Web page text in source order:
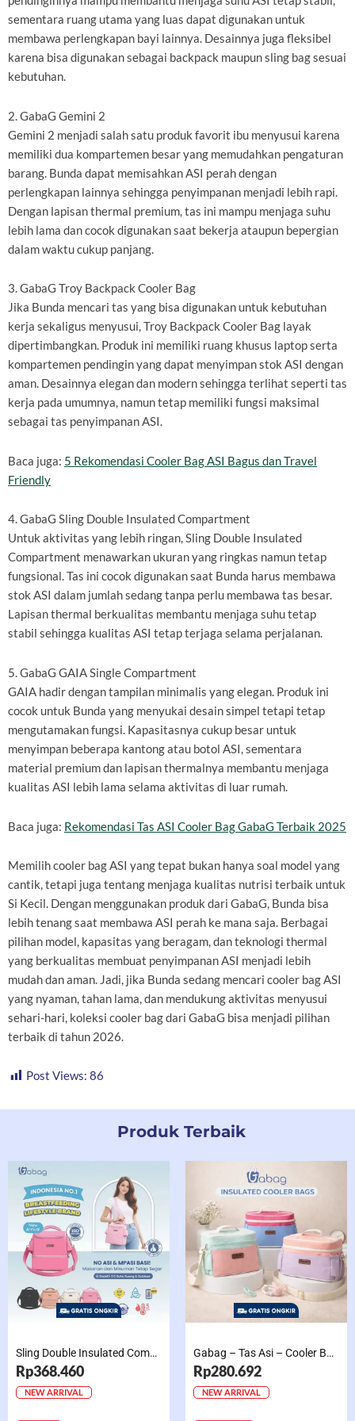
sementara ruang utama yang luas dapat digunakan untuk
membawa perlengkapan bayi lainnya. Desainnya juga fleksibel
karena bisa digunakan sebagai backpack maupun sling bag sesuai
kebutuhan.
2. GabaG Gemini 2
Gemini 2 menjadi salah satu produk favorit ibu menyusui karena
memiliki dua kompartemen besar yang memudahkan pengaturan
barang. Bunda dapat memisahkan ASI perah dengan
perlengkapan lainnya sehingga penyimpanan menjadi lebih rapi.
Dengan lapisan thermal premium, tas ini mampu menjaga suhu
lebih lama dan cocok digunakan saat bekerja ataupun bepergian
dalam waktu cukup panjang.
3. GabaG Troy Backpack Cooler Bag
Jika Bunda mencari tas yang bisa digunakan untuk kebutuhan
kerja sekaligus menyusui, Troy Backpack Cooler Bag layak
dipertimbangkan. Produk ini memiliki ruang khusus laptop serta
kompartemen pendingin yang dapat menyimpan stok ASI dengan
aman. Desainnya elegan dan modern sehingga terlihat seperti tas
kerja pada umumnya, namun tetap memiliki fungsi maksimal
sebagai tas penyimpanan ASI.
Baca juga: 5 Rekomendasi Cooler Bag ASI Bagus dan Travel
Friendly
4. GabaG Sling Double Insulated Compartment
Untuk aktivitas yang lebih ringan, Sling Double Insulated
Compartment menawarkan ukuran yang ringkas namun tetap
fungsional. Tas ini cocok digunakan saat Bunda harus membawa
stok ASI dalam jumlah sedang tanpa perlu membawa tas besar.
Lapisan thermal berkualitas membantu menjaga suhu tetap
stabil sehingga kualitas ASI tetap terjaga selama perjalanan.
5. GabaG GAIA Single Compartment
GAIA hadir dengan tampilan minimalis yang elegan. Produk ini
cocok untuk Bunda yang menyukai desain simpel tetapi tetap
mengutamakan fungsi. Kapasitasnya cukup besar untuk
menyimpan beberapa kantong atau botol ASI, sementara
material premium dan lapisan thermalnya membantu menjaga
kualitas ASI lebih lama selama aktivitas di luar rumah.
Baca juga: Rekomendasi Tas ASI Cooler Bag GabaG Terbaik 2025
Memilih cooler bag ASI yang tepat bukan hanya soal model yang
cantik, tetapi juga tentang menjaga kualitas nutrisi terbaik untuk
Si Kecil. Dengan menggunakan produk dari GabaG, Bunda bisa
lebih tenang saat membawa ASI perah ke mana saja. Berbagai
pilihan model, kapasitas yang beragam, dan teknologi thermal
yang berkualitas membuat penyimpanan ASI menjadi lebih
mudah dan aman. Jadi, jika Bunda sedang mencari cooler bag ASI
yang nyaman, tahan lama, dan mendukung aktivitas menyusui
sehari-hari, koleksi cooler bag dari GabaG bisa menjadi pilihan
terbaik di tahun 2026.
Post Views: 86
Produk Terbaik
Sling Double Insulated Compartment Cappucino Black, Creamy, Salem, Chocolate
Rp368.460
NEW ARRIVAL
Gabag – Tas Asi – Cooler Bag Sling Single Compartment Mint Grape Bubble
Rp280.692
NEW ARRIVAL